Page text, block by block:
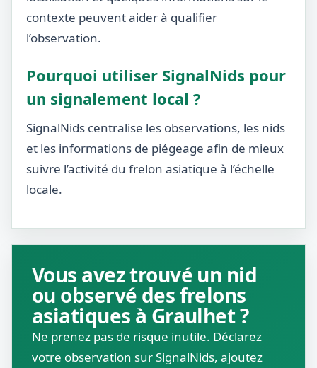
contexte peuvent aider à qualifier
l’observation.
Pourquoi utiliser SignalNids pour
un signalement local ?
SignalNids centralise les observations, les nids
et les informations de piégeage afin de mieux
suivre l’activité du frelon asiatique à l’échelle
locale.
Vous avez trouvé un nid
ou observé des frelons
asiatiques à Graulhet ?
Ne prenez pas de risque inutile. Déclarez
votre observation sur SignalNids, ajoutez